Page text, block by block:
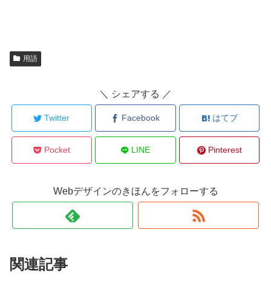
用語
＼ シェアする ／
Twitter Facebook はてブ
Pocket LINE Pinterest
Webデザインのきほんをフォローする
関連記事